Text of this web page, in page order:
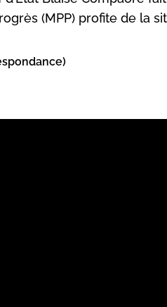
(MPP) profite de la